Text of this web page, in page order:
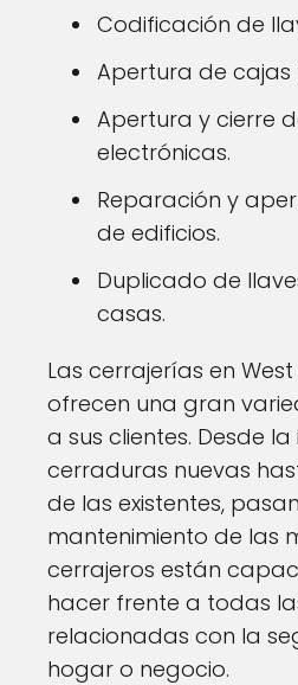
Codificación de
Apertura de cajas
Apertura y cierre
electrónicas.
Reparación y
de edificios.
Duplicado de
casas.
Las cerrajerías en
ofrecen una gran
a sus clientes. Desde
cerraduras nuevas
de las existentes,
mantenimiento de las
cerrajeros están
hacer frente a todas
relacionadas con la
hogar o negocio.